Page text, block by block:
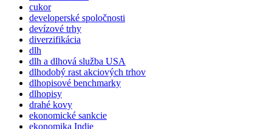
cukor
developerské spoločnosti
devízové trhy
diverzifikácia
dlh
dlh a dlhová služba USA
dlhodobý rast akciových trhov
dlhopisové benchmarky
dlhopisy
drahé kovy
ekonomické sankcie
ekonomika Indie